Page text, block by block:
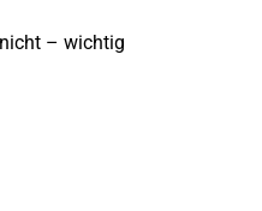
– wichtig